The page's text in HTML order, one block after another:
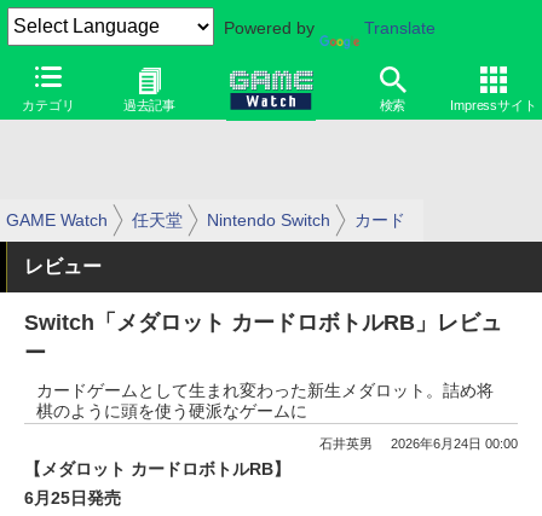
Powered by Translate
カテゴリ 過去記事 検索 Impressサイト
GAME Watch 任天堂 Nintendo Switch カード
レビュー
Switch「メダロット カードロボトルRB」レビュ
ー
カードゲームとして生まれ変わった新生メダロット。詰め将
棋のように頭を使う硬派なゲームに
石井英男 2026年6月24日 00:00
【メダロット カードロボトルRB】
6月25日発売